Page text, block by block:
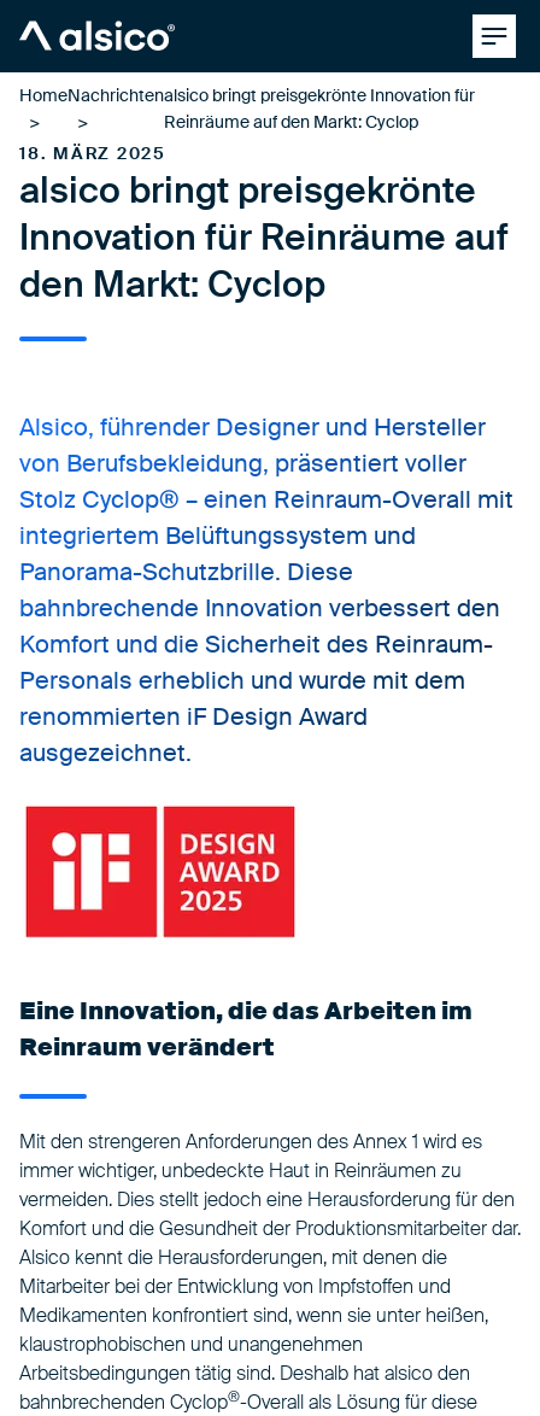
HomeNachrichtenalsico bringt preisgekrönte Innovation für
Reinräume auf den Markt: Cyclop
18. MÄRZ 2025
alsico bringt preisgekrönte
Innovation für Reinräume auf
den Markt: Cyclop
Alsico, führender Designer und Hersteller
von Berufsbekleidung, präsentiert voller
Stolz Cyclop® – einen Reinraum-Overall mit
integriertem Belüftungssystem und
Panorama-Schutzbrille. Diese
bahnbrechende Innovation verbessert den
Komfort und die Sicherheit des Reinraum-
Personals erheblich und wurde mit dem
renommierten iF Design Award
ausgezeichnet.
Eine Innovation, die das Arbeiten im
Reinraum verändert
Mit den strengeren Anforderungen des Annex 1 wird es
immer wichtiger, unbedeckte Haut in Reinräumen zu
vermeiden. Dies stellt jedoch eine Herausforderung für den
Komfort und die Gesundheit der Produktionsmitarbeiter dar.
Alsico kennt die Herausforderungen, mit denen die
Mitarbeiter bei der Entwicklung von Impfstoffen und
Medikamenten konfrontiert sind, wenn sie unter heißen,
klaustrophobischen und unangenehmen
Arbeitsbedingungen tätig sind. Deshalb hat alsico den
bahnbrechenden Cyclop®-Overall als Lösung für diese